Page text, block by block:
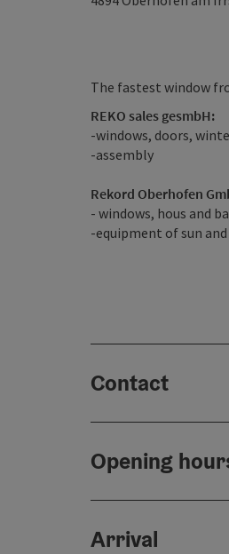
The fastest window
REKO sales gesmbH:
-windows, doors,
-assembly
Rekord Oberhofen
- windows, hous and
-equipment of sun
Contact
Opening
Arrival